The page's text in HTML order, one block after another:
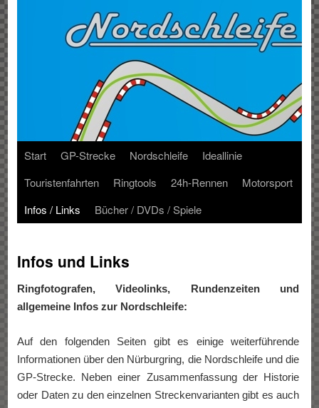
Start GP-Strecke Nordschleife
Ideallinie
Touristenfahrten
Ringtools 24h-Rennen
Motorsport
Infos / Links
Bücher / DVDs / Spiele
Infos und Links
Ringfotografen, Videolinks, Rundenzeiten und
allgemeine Infos zur Nordschleife:
Auf den folgenden Seiten gibt es einige weiterführende
Informationen über den Nürburgring, die Nordschleife und die
GP-Strecke. Neben einer Zusammenfassung der Historie
oder Daten zu den einzelnen Streckenvarianten gibt es auch